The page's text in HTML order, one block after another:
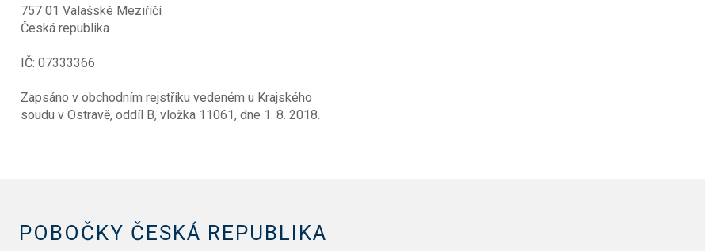
757 01 Valašské Meziříčí
Česká republika
IČ: 07333366
Zapsáno v obchodním rejstříku vedeném u Krajského
soudu v Ostravě, oddíl B, vložka 11061, dne 1. 8. 2018.
POBOČKY ČESKÁ REPUBLIKA